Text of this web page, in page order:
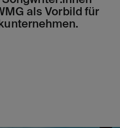
als Vorbild für